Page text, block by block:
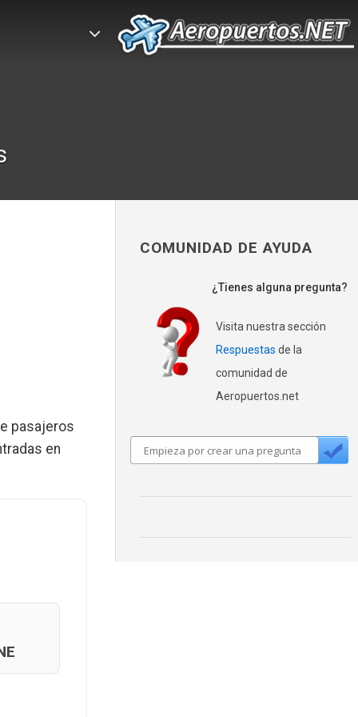
pasajeros
en
COMUNIDAD DE AYUDA
¿Tienes alguna pregunta?
Visita nuestra sección
Respuestas de la
comunidad de
Aeropuertos.net